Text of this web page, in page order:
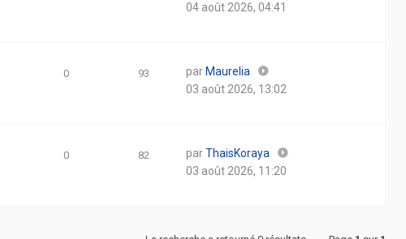
04 août 2026, 04:41
0 93 par Maurelia
03 août 2026, 13:02
0 82 parThaisKoraya
03 août 2026, 11:20